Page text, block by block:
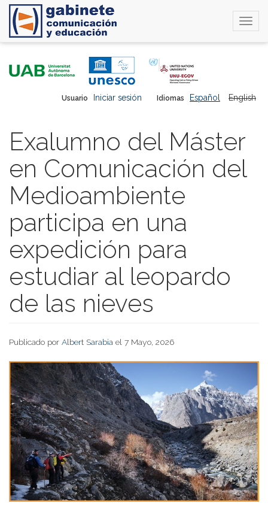
Idiomas Español English
Usuario Iniciar sesión
Exalumno del Máster
en Comunicación del
Medioambiente
participa en una
expedición para
estudiar al leopardo
de las nieves
Publicado por Albert Sarabia el 7 Mayo, 2026